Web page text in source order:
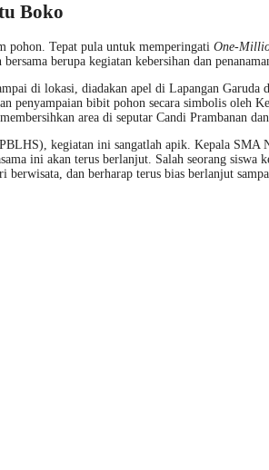
Boko
pohon. Tepat pula untuk memperingati One-
berupa kegiatan kebersihan dan
di lokasi, diadakan apel di Lapangan
penyampaian bibit pohon secara simbolis oleh
area di seputar Candi Prambanan dan
kegiatan ini sangatlah apik. Kepala
ini akan terus berlanjut. Salah seorang
dan berharap terus bias berlanjut